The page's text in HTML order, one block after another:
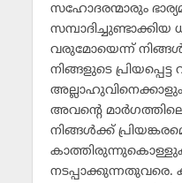
സഹോദരന്മാരും
വരുമോയെന്ന്
നിങ്ങളുടെ
അവന്റെ
നിങ്ങള്‍ക്ക്
നടപ്പാക്കുന്നതുവരെ.